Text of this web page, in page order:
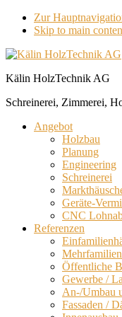
Zur
Skip to main
Kälin HolzTechnik AG
Schreinerei, Zimmerei,
Angebot
Holzbau
Planung
Engineering
Schreinerei
Geräte-
CNC
Referenzen
Öffentliche
Gewerbe /
An-/Umbau
Fassaden /